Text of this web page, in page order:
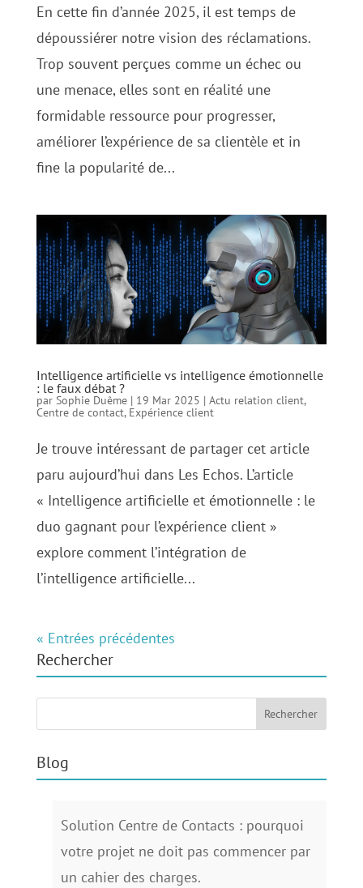
En cette fin d’année 2025, il est temps de
dépoussiérer notre vision des réclamations.
Trop souvent perçues comme un échec ou
une menace, elles sont en réalité une
formidable ressource pour progresser,
améliorer l’expérience de sa clientèle et in
fine la popularité de...
Intelligence artificielle vs intelligence émotionnelle
: le faux débat ?
par Sophie Duême| 19 Mar 2025 | Actu relation client,
Centre de contact, Expérience client
Je trouve intéressant de partager cet article
paru aujourd’hui dans Les Echos. L’article
« Intelligence artificielle et émotionnelle : le
duo gagnant pour l’expérience client »
explore comment l’intégration de
l’intelligence artificielle...
« Entrées précédentes
Rechercher
Blog
Solution Centre de Contacts : pourquoi
votre projet ne doit pas commencer par
un cahier des charges.